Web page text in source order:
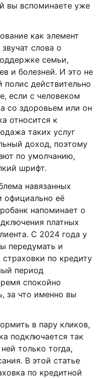
вы вспоминаете уже
как элемент
слова о
семьи,
и болезней. И это не
действительно
если с человеком
со здоровьем или он
относится к
таких услуг
доход, поэтому
по умолчанию,
шрифт.
навязанных
официально её
напоминает о
платных
С 2024 года у
передумать и
по кредиту
период
спокойно
за что именно вы
в пару кликов,
подключается так
только тогда,
В этой статье
по кредитной